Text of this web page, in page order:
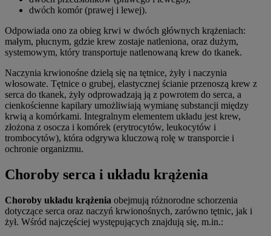
dwóch komór (prawej i lewej).
Odpowiada ono za obieg krwi w dwóch głównych krążeniach:
małym, płucnym, gdzie krew zostaje natleniona, oraz dużym,
systemowym, który transportuje natlenowaną krew do tkanek.
Naczynia krwionośne dzielą się na tętnice, żyły i naczynia
włosowate. Tętnice o grubej, elastycznej ścianie przenoszą krew z
serca do tkanek, żyły odprowadzają ją z powrotem do serca, a
cienkościenne kapilary umożliwiają wymianę substancji między
krwią a komórkami. Integralnym elementem układu jest krew,
złożona z osocza i komórek (erytrocytów, leukocytów i
trombocytów), która odgrywa kluczową rolę w transporcie i
ochronie organizmu.
Choroby serca i układu krążenia
Choroby układu krążenia obejmują różnorodne schorzenia
dotyczące serca oraz naczyń krwionośnych, zarówno tętnic, jak i
żył. Wśród najczęściej występujących znajdują się, m.in.: